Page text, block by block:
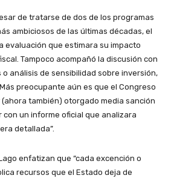
de tratarse de dos de los programas
ambiciosos de las últimas décadas, el
evaluación que estimara su impacto
Tampoco acompañó la discusión con
análisis de sensibilidad sobre inversión,
preocupante aún es que el Congreso
(ahora también) otorgado media sanción
con un informe oficial que analizara
detallada”.
enfatizan que “cada excención o
recursos que el Estado deja de